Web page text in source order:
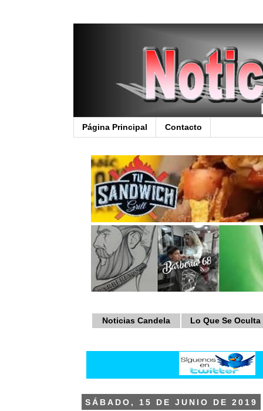
Página Principal Contacto
Noticias Candela Lo Que Se Oculta
SÁBADO, 15 DE JUNIO DE 2019